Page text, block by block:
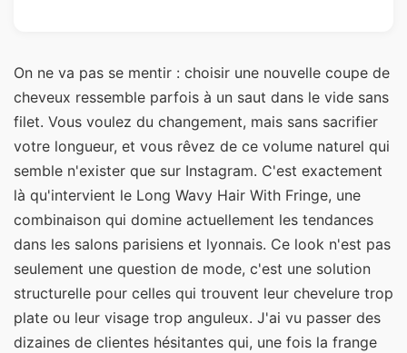
On ne va pas se mentir : choisir une nouvelle coupe de
cheveux ressemble parfois à un saut dans le vide sans
filet. Vous voulez du changement, mais sans sacrifier
votre longueur, et vous rêvez de ce volume naturel qui
semble n'exister que sur Instagram. C'est exactement
là qu'intervient le Long Wavy Hair With Fringe, une
combinaison qui domine actuellement les tendances
dans les salons parisiens et lyonnais. Ce look n'est pas
seulement une question de mode, c'est une solution
structurelle pour celles qui trouvent leur chevelure trop
plate ou leur visage trop anguleux. J'ai vu passer des
dizaines de clientes hésitantes qui, une fois la frange